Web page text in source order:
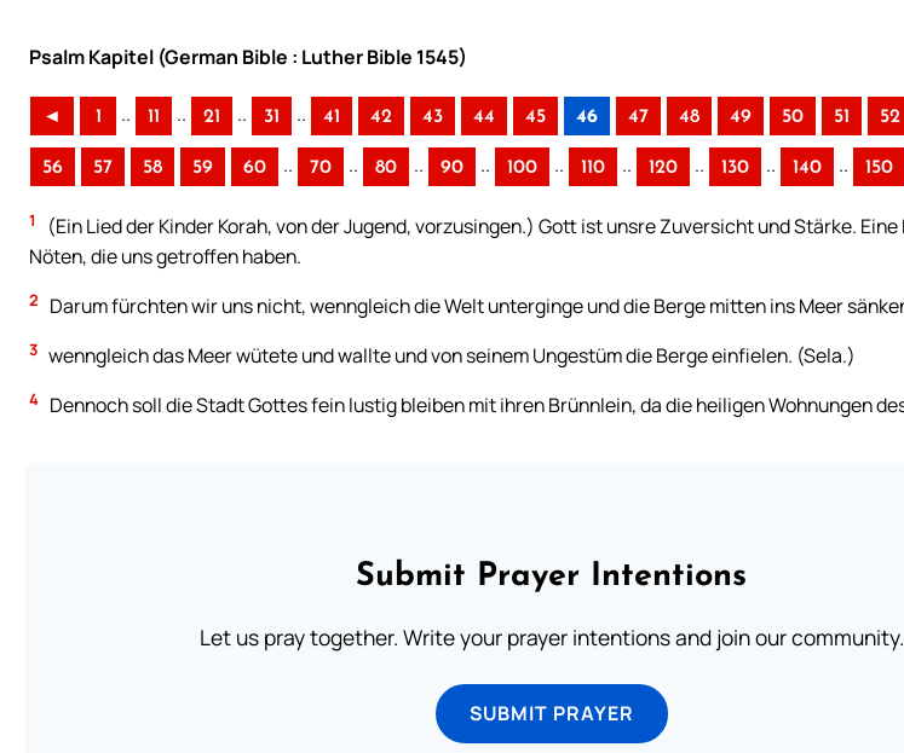
Psalm Kapitel (German Bible : Luther Bible 1545)
◄ 1 .. 11 .. 21 .. 31 .. 41 42 43 44 45 46 47 48 49 50 51 52
56 57 58 59 60 .. 70 .. 80 .. 90 .. 100 .. 110 .. 120 .. 130 .. 140 .. 150
1
(Ein Lied der Kinder Korah, von der Jugend, vorzusingen.) Gott ist unsre Zuversicht und Stärke.
Nöten, die uns getroffen haben.
2 Darum fürchten wir uns nicht, wenngleich die Welt unterginge und die Berge mitten ins Meer
3 wenngleich das Meer wütete und wallte und von seinem Ungestüm die Berge einfielen. (Sela.)
4 Dennoch soll die Stadt Gottes fein lustig bleiben mit ihren Brünnlein, da die heiligen Wohnungen
Submit Prayer Intentions
Let us pray together. Write your prayer intentions and join our community.
SUBMIT PRAYER